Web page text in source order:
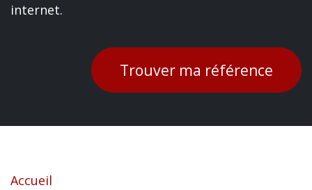
internet.
Trouver ma référence
Accueil